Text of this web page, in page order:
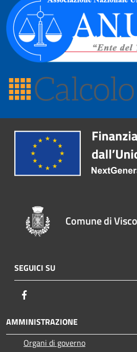
Comune di Visco
SEGUICI SU
AMMINISTRAZIONE
Organi di governo